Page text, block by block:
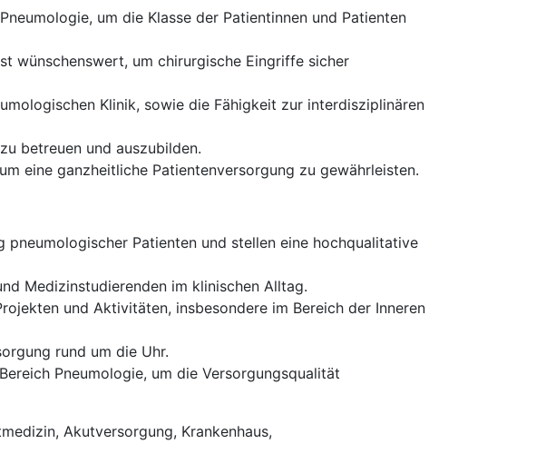
um die Klasse der Patientinnen und Patienten
wünschenswert, um chirurgische Eingriffe sicher
Klinik, sowie die Fähigkeit zur interdisziplinären
betreuen und auszubilden.
eine ganzheitliche Patientenversorgung zu gewährleisten.
Patienten und stellen eine hochqualitative
Medizinstudierenden im klinischen Alltag.
und Aktivitäten, insbesondere im Bereich der Inneren
rund um die Uhr.
Pneumologie, um die Versorgungsqualität
Akutversorgung, Krankenhaus,